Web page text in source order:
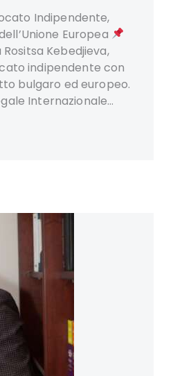
Indipendente,
Europea
Kebedjieva,
indipendente con
bulgaro ed europeo.
Internazionale…